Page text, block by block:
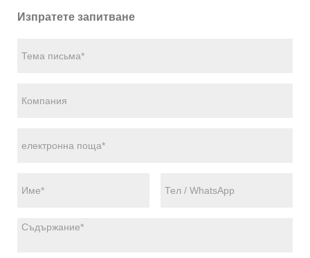
Изпратете запитване